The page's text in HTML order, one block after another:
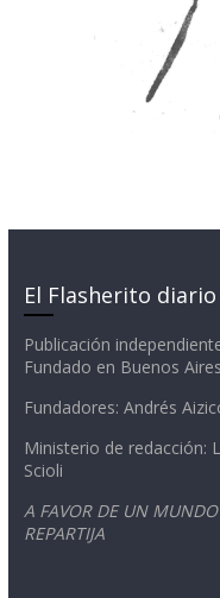
El Flasherito diario
Publicación
Fundado en Buenos
Fundadores: Andrés
Ministerio de redacción:
Scioli
A FAVOR DE UN
REPARTIJA